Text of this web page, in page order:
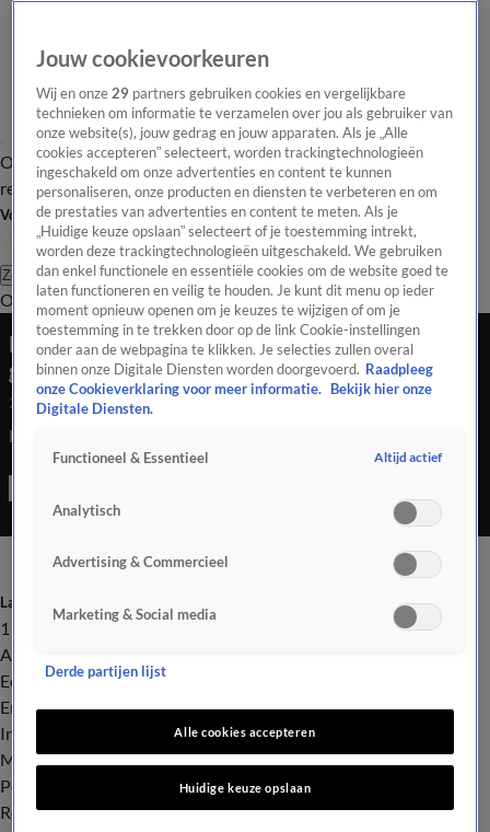
Overzicht Laatste nieuws Regionieuws Het beste van Hart
Tip de
redactie
Volg Hart van Nederland
Zoeken
OverzichtRegioUitzendingenWeerTip de redactiePanelVideo's
Brand in gemeentehuis Soest, pand voorlopig
gesloten
28 nov 2023, 10:52
Brand in gemeentehuis Soest, pand voorlopig gesloten
Laatste nieuws
112
Advies & Tips
Economie
Entertainment
Infrastructuur
Milieu en Gezondheid
Politiek
Royalty
Jouw cookievoorkeuren
Wij en onze29 partners gebruiken cookies en vergelijkbare
technieken om informatie te verzamelen over jou als gebruiker van
onze website(s), jouw gedrag en jouw apparaten. Als je „Alle
cookies accepteren” selecteert, worden trackingtechnologieën
ingeschakeld om onze advertenties en content te kunnen
personaliseren, onze producten en diensten te verbeteren en om
de prestaties van advertenties en content te meten. Als je
„Huidige keuze opslaan” selecteert of je toestemming intrekt,
worden deze trackingtechnologieën uitgeschakeld. We gebruiken
dan enkel functionele en essentiële cookies om de website goed te
laten functioneren en veilig te houden. Je kunt dit menu op ieder
moment opnieuw openen om je keuzes te wijzigen of om je
toestemming in te trekken door op de link Cookie-instellingen
onder aan de webpagina te klikken. Je selecties zullen overal
binnen onze Digitale Diensten worden doorgevoerd. Raadpleeg
onze Cookieverklaring voor meer informatie.
Bekijk hier onze
Digitale Diensten.
Functioneel & Essentieel Altijd actief
Analytisch
Advertising & Commercieel
Marketing & Social media
Derde partijen lijst
Alle cookies accepteren
Huidige keuze opslaan